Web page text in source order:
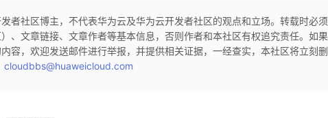
发者社区博主，不代表华为云及华为云开发者社区的观点和立场。转载时必须
、文章链接、文章作者等基本信息，否则作者和本社区有权追究责任。如果
容，欢迎发送邮件进行举报，并提供相关证据，一经查实，本社区将立刻删
cloudbbs@huaweicloud.com